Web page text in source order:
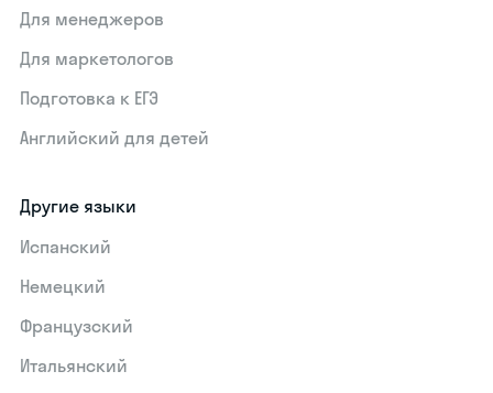
Для менеджеров
Для маркетологов
Подготовка к ЕГЭ
Английский для детей
Другие языки
Испанский
Немецкий
Французский
Итальянский